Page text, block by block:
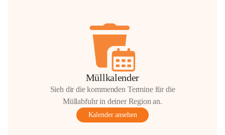
Müllkalender
Sieh dir die kommenden Termine für die
Müllabfuhr in deiner Region an.
Kalender ansehen